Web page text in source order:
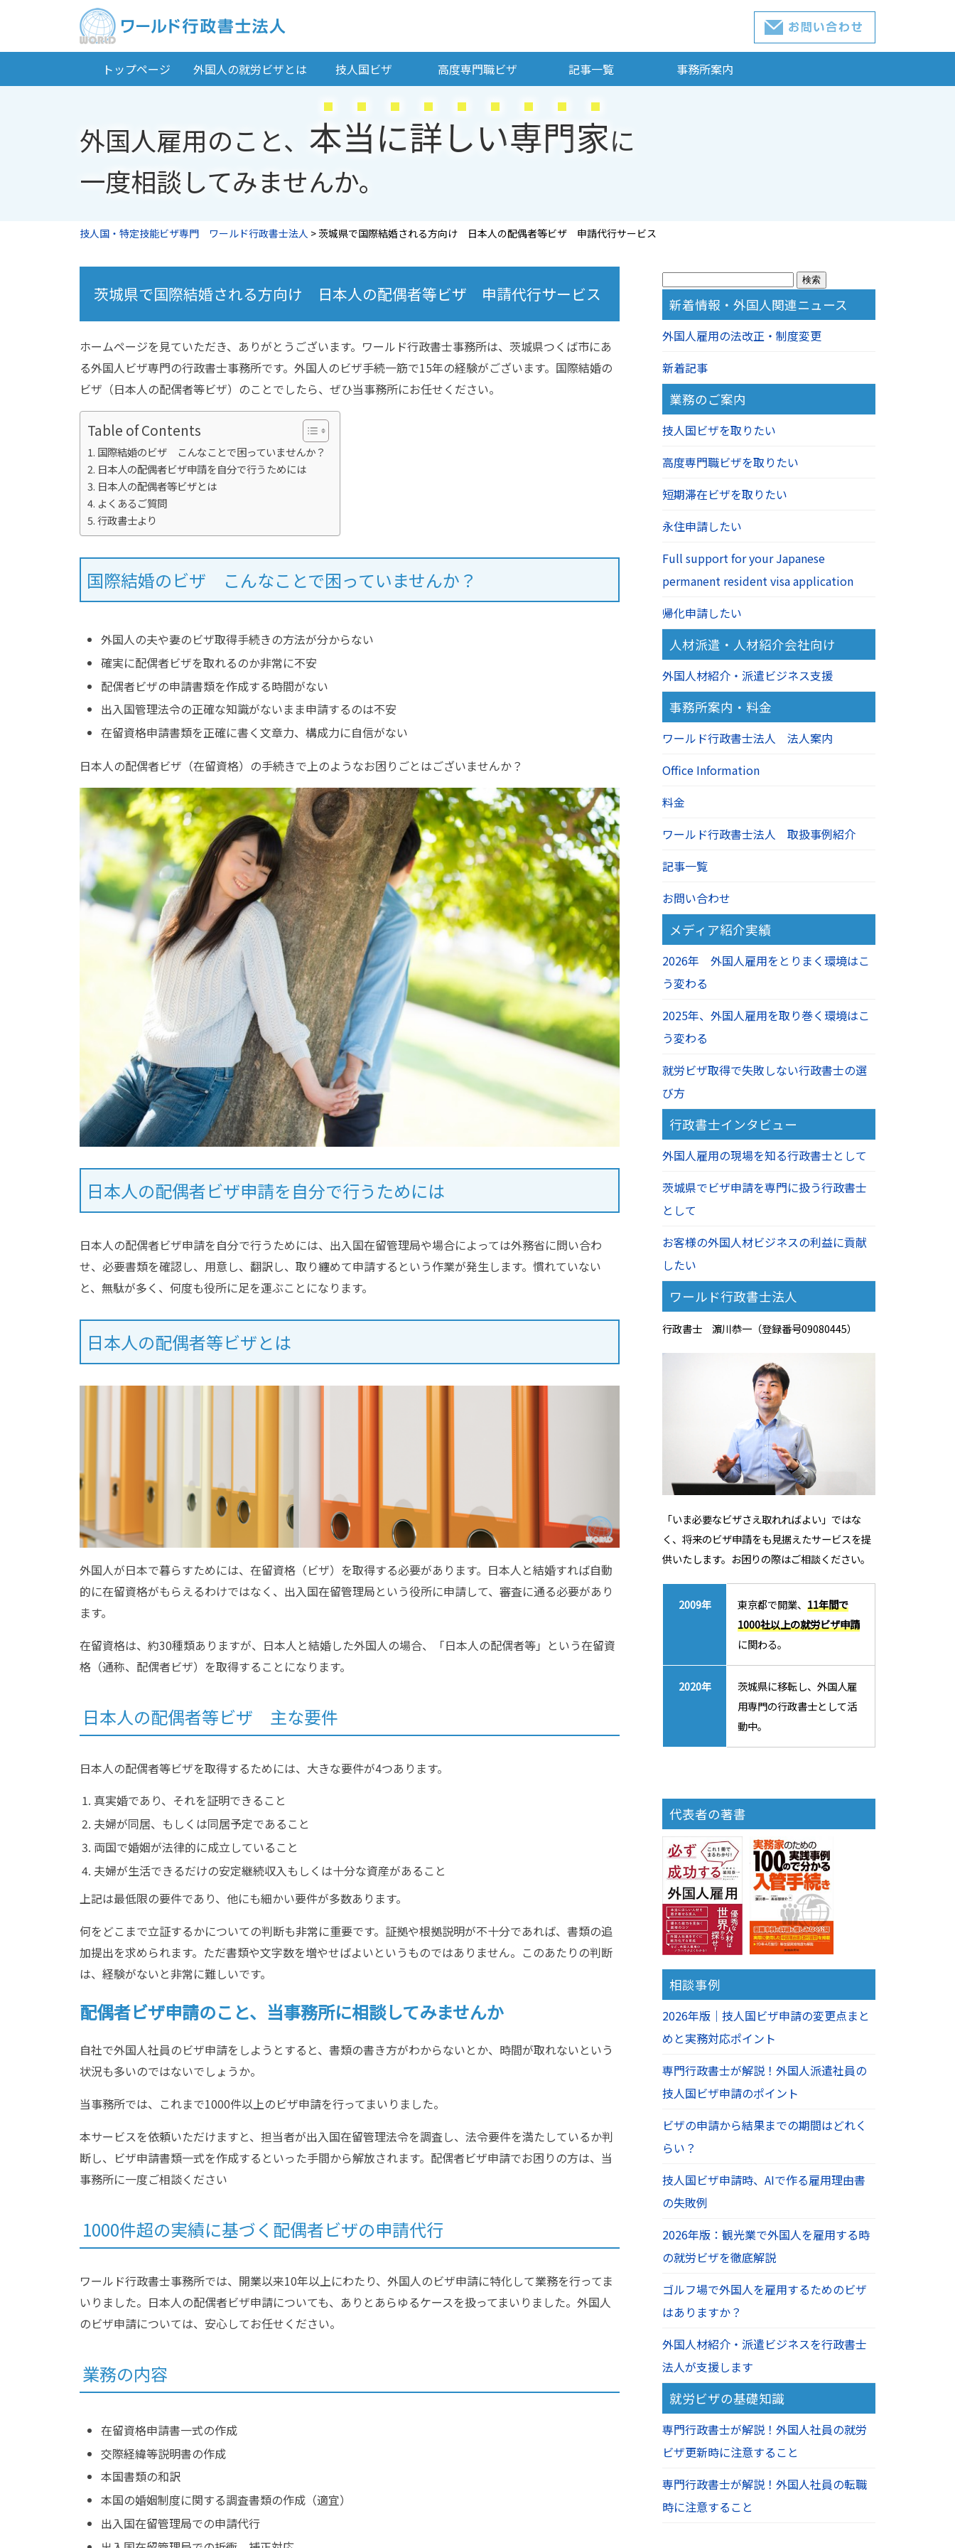
トップページ 外国人の就労ビザとは 技人国ビザ 高度専門職ビザ 記事一覧 事務所案内
外国人雇用のこと、 本当に詳しい専門家に
一度相談してみませんか。
技人国・特定技能ビザ専門 ワールド行政書士法人 >茨城県で国際結婚される方向け 日本人の配偶者等ビザ 申請代行サービス
茨城県で国際結婚される方向け 日本人の配偶者等ビザ 申請代行サービス
ホームページを見ていただき、ありがとうございます。ワールド行政書士事務所は、茨城県つくば市にあ
る外国人ビザ専門の行政書士事務所です。外国人のビザ手続一筋で15年の経験がございます。国際結婚の
ビザ（日本人の配偶者等ビザ）のことでしたら、ぜひ当事務所にお任せください。
Table of Contents
国際結婚のビザ こんなことで困っていませんか？
日本人の配偶者ビザ申請を自分で行うためには
日本人の配偶者等ビザとは
よくあるご質問
行政書士より
国際結婚のビザ こんなことで困っていませんか？
外国人の夫や妻のビザ取得手続きの方法が分からない
確実に配偶者ビザを取れるのか非常に不安
配偶者ビザの申請書類を作成する時間がない
出入国管理法令の正確な知識がないまま申請するのは不安
在留資格申請書類を正確に書く文章力、構成力に自信がない
日本人の配偶者ビザ（在留資格）の手続きで上のようなお困りごとはございませんか？
日本人の配偶者ビザ申請を自分で行うためには
日本人の配偶者ビザ申請を自分で行うためには、出入国在留管理局や場合によっては外務省に問い合わ
せ、必要書類を確認し、用意し、翻訳し、取り纏めて申請するという作業が発生します。慣れていない
と、無駄が多く、何度も役所に足を運ぶことになります。
日本人の配偶者等ビザとは
外国人が日本で暮らすためには、在留資格（ビザ）を取得する必要があります。日本人と結婚すれば自動
的に在留資格がもらえるわけではなく、出入国在留管理局という役所に申請して、審査に通る必要があり
ます。
在留資格は、約30種類ありますが、日本人と結婚した外国人の場合、「日本人の配偶者等」という在留資
格（通称、配偶者ビザ）を取得することになります。
日本人の配偶者等ビザ 主な要件
日本人の配偶者等ビザを取得するためには、大きな要件が4つあります。
真実婚であり、それを証明できること
夫婦が同居、もしくは同居予定であること
両国で婚姻が法律的に成立していること
夫婦が生活できるだけの安定継続収入もしくは十分な資産があること
上記は最低限の要件であり、他にも細かい要件が多数あります。
何をどこまで立証するかについての判断も非常に重要です。証拠や根拠説明が不十分であれば、書類の追
加提出を求められます。ただ書類や文字数を増やせばよいというものではありません。このあたりの判断
は、経験がないと非常に難しいです。
配偶者ビザ申請のこと、当事務所に相談してみませんか
自社で外国人社員のビザ申請をしようとすると、書類の書き方がわからないとか、時間が取れないという
状況も多いのではないでしょうか。
当事務所では、これまで1000件以上のビザ申請を行ってまいりました。
本サービスを依頼いただけますと、担当者が出入国在留管理法令を調査し、法令要件を満たしているか判
断し、ビザ申請書類一式を作成するといった手間から解放されます。配偶者ビザ申請でお困りの方は、当
事務所に一度ご相談ください
1000件超の実績に基づく配偶者ビザの申請代行
ワールド行政書士事務所では、開業以来10年以上にわたり、外国人のビザ申請に特化して業務を行ってま
いりました。日本人の配偶者ビザ申請についても、ありとあらゆるケースを扱ってまいりました。外国人
のビザ申請については、安心してお任せください。
業務の内容
在留資格申請書一式の作成
交際経緯等説明書の作成
本国書類の和訳
本国の婚姻制度に関する調査書類の作成（適宜）
出入国在留管理局での申請代行
検
索:
新着情報・外国人関連ニュース
外国人雇用の法改正・制度変更
新着記事
業務のご案内
技人国ビザを取りたい
高度専門職ビザを取りたい
短期滞在ビザを取りたい
永住申請したい
Full support for your Japanese
permanent resident visa application
帰化申請したい
人材派遣・人材紹介会社向け
外国人材紹介・派遣ビジネス支援
事務所案内・料金
ワールド行政書士法人 法人案内
Office Information
料金
ワールド行政書士法人 取扱事例紹介
記事一覧
お問い合わせ
メディア紹介実績
2026年 外国人雇用をとりまく環境はこ
う変わる
2025年、外国人雇用を取り巻く環境はこ
う変わる
就労ビザ取得で失敗しない行政書士の選
び方
行政書士インタビュー
外国人雇用の現場を知る行政書士として
茨城県でビザ申請を専門に扱う行政書士
として
お客様の外国人材ビジネスの利益に貢献
したい
ワールド行政書士法人
行政書士 濵川恭一（登録番号09080445）
「いま必要なビザさえ取れればよい」ではな
く、将来のビザ申請をも見据えたサービスを提
供いたします。お困りの際はご相談ください。
2009年 東京都で開業、 11年間で
1000社以上の就労ビザ申請
に関わる。
2020年
茨城県に移転し、外国人雇
用専門の行政書士として活
動中。
代表者の著書
相談事例
2026年版｜技人国ビザ申請の変更点まと
めと実務対応ポイント
専門行政書士が解説！外国人派遣社員の
技人国ビザ申請のポイント
ビザの申請から結果までの期間はどれく
らい？
技人国ビザ申請時、AIで作る雇用理由書
の失敗例
2026年版：観光業で外国人を雇用する時
の就労ビザを徹底解説
ゴルフ場で外国人を雇用するためのビザ
はありますか？
外国人材紹介・派遣ビジネスを行政書士
法人が支援します
就労ビザの基礎知識
専門行政書士が解説！外国人社員の就労
ビザ更新時に注意すること
専門行政書士が解説！外国人社員の転職
時に注意すること